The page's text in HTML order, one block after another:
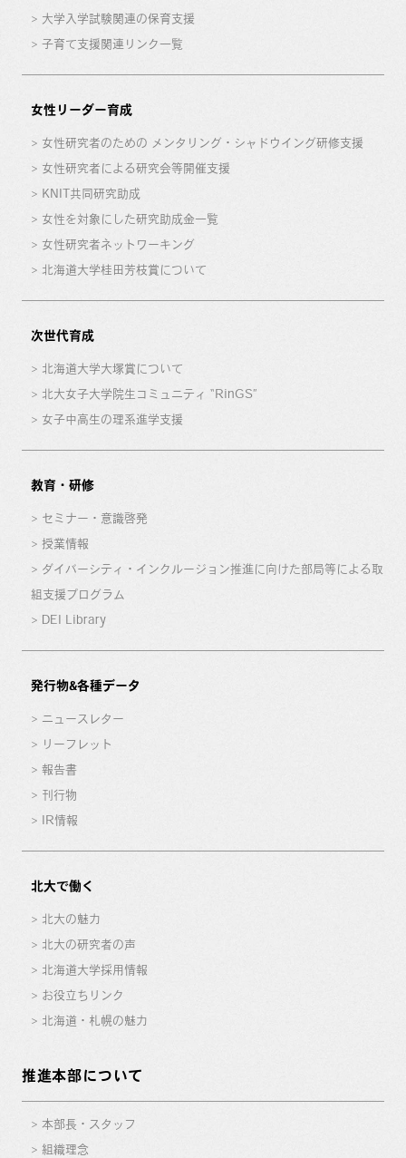
大学入学試験関連の保育支援
子育て支援関連リンク一覧
女性リーダー育成
女性研究者のための メンタリング・シャドウイング研修支援
女性研究者による研究会等開催支援
KNIT共同研究助成
女性を対象にした研究助成金一覧
女性研究者ネットワーキング
北海道大学桂田芳枝賞について
次世代育成
北海道大学大塚賞について
北大女子大学院生コミュニティ “RinGS”
女子中高生の理系進学支援
教育・研修
セミナー・意識啓発
授業情報
ダイバーシティ・インクルージョン推進に向けた部局等による取
組支援プログラム
DEI Library
発行物&各種データ
ニュースレター
リーフレット
報告書
刊行物
IR情報
北大で働く
北大の魅力
北大の研究者の声
北海道大学採用情報
お役立ちリンク
北海道・札幌の魅力
推進本部について
本部長・スタッフ
組織理念